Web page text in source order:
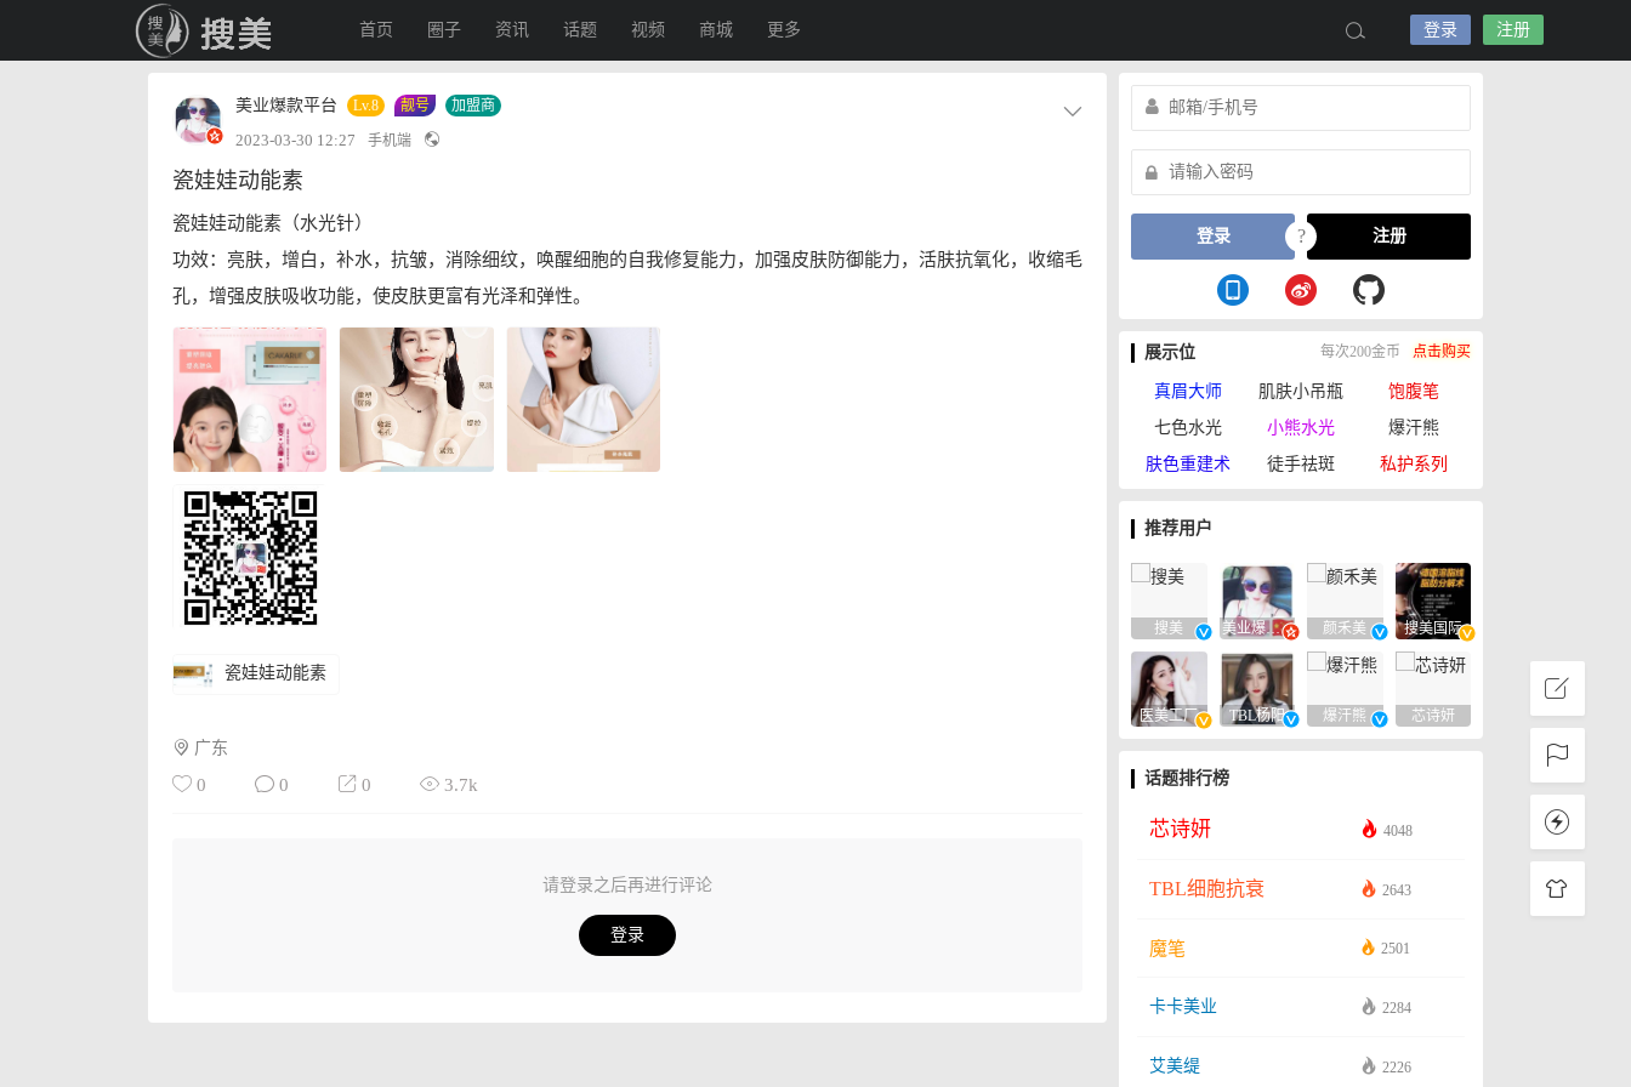
首页 圈子 资讯 话题 视频 商城 更多 登录 注册
美业爆款平台 Lv.8 靓号 加盟商
2023-03-30 12:27 手机端
瓷娃娃动能素
瓷娃娃动能素（水光针）
功效：亮肤，增白，补水，抗皱，消除细纹，唤醒细胞的自我修复能力，加强皮肤防御能力，活肤抗氧化，收缩毛
孔，增强皮肤吸收功能，使皮肤更富有光泽和弹性。
瓷娃娃动能素
广东
0 0 0 3.7k
请登录之后再进行评论
登录
登录 ? 注册
展示位 每次200金币 点击购买
真眉大师 肌肤小吊瓶
饱腹笔
七色水光
小熊水光
爆汗熊
肤色重建术
徒手祛斑 私护系列
推荐用户
搜美 美业爆款平台 颜禾美 搜美国际
医美工厂 TBL杨阳 爆汗熊 芯诗妍
话题排行榜
芯诗妍 4048
TBL细胞抗衰 2643
魔笔 2501
卡卡美业 2284
艾美缇 2226